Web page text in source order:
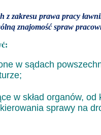
z zakresu prawa pracy
znajomość spraw
w sądach
w skład organów,
sprawy na